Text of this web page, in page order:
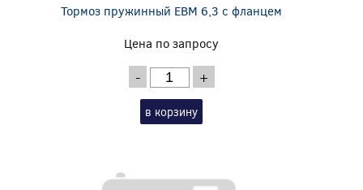
Тормоз пружинный EBM 6,3 с фланцем
Цена по запросу
- +
в корзину